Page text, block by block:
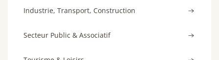
Industrie, Transport, Construction
Secteur Public & Associatif